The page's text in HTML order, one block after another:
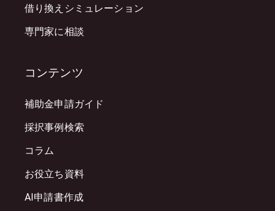
借り換えシミュレーション
専門家に相談
コンテンツ
補助金申請ガイド
採択事例検索
コラム
お役立ち資料
AI申請書作成